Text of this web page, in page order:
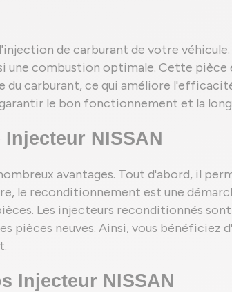
de carburant de votre
combustion optimale. Cette pièce
carburant, ce qui améliore
le bon fonctionnement et la
NISSAN
avantages. Tout d'abord, il
le reconditionnement est une
Les injecteurs reconditionnés
pièces neuves. Ainsi, vous
Injecteur NISSAN